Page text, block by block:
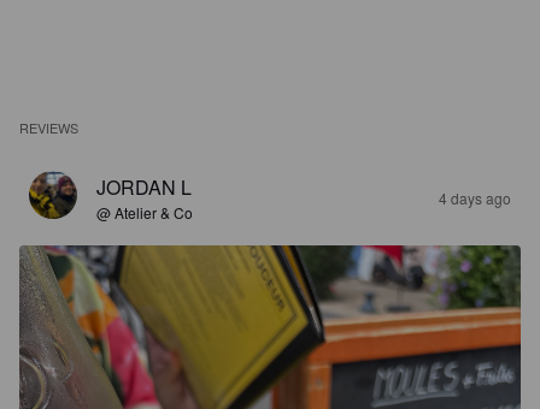
REVIEWS
JORDAN L
@ Atelier & Co
4 days ago